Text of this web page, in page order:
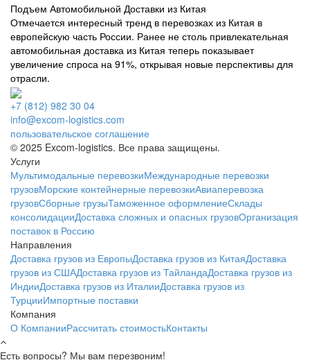
Подъем Автомобильной Доставки из Китая
Отмечается интересный тренд в перевозках из Китая в
европейскую часть России. Ранее не столь привлекательная
автомобильная доставка из Китая теперь показывает
увеличение спроса на 91%, открывая новые перспективы для
отрасли.
+7 (812) 982 30 04
info@excom-logistics.com
пользовательское соглашение
© 2025 Excom-logistics. Все права защищены.
Услуги
Мультимодальные перевозкиМеждународные перевозки
грузовМорские контейнерные перевозкиАвиаперевозка
грузовСборные грузыТаможенное оформлениеСклады
консолидацииДоставка сложных и опасных грузовОрганизация
поставок в Россию
Направления
Доставка грузов из ЕвропыДоставка грузов из КитаяДоставка
грузов из СШАДоставка грузов из ТайландаДоставка грузов из
ИндииДоставка грузов из ИталииДоставка грузов из
ТурцииИмпортные поставки
Компания
О КомпанииРассчитать стоимостьКонтакты
Есть вопросы? Мы вам перезвоним!